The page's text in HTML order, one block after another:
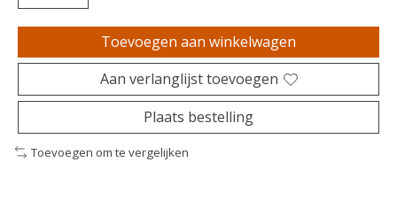
Toevoegen aan winkelwagen
Aan verlanglijst toevoegen
Plaats bestelling
Toevoegen om te vergelijken